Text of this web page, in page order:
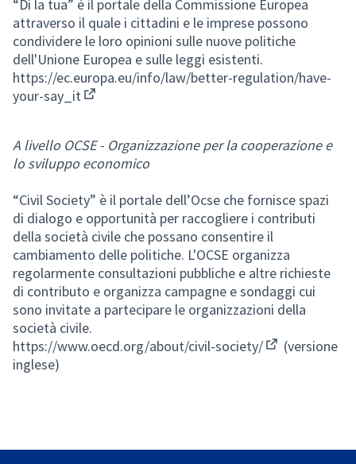
“Dì la tua” è il portale della Commissione Europea
attraverso il quale i cittadini e le imprese possono
condividere le loro opinioni sulle nuove politiche
dell'Unione Europea e sulle leggi esistenti.
https://ec.europa.eu/info/law/better-regulation/have-
your-say_it
A livello OCSE - Organizzazione per la cooperazione e
lo sviluppo economico
“Civil Society” è il portale dell’Ocse che fornisce spazi
di dialogo e opportunità per raccogliere i contributi
della società civile che possano consentire il
cambiamento delle politiche. L'OCSE organizza
regolarmente consultazioni pubbliche e altre richieste
di contributo e organizza campagne e sondaggi cui
sono invitate a partecipare le organizzazioni della
società civile.
https://www.oecd.org/about/civil-society/
(versione
inglese)